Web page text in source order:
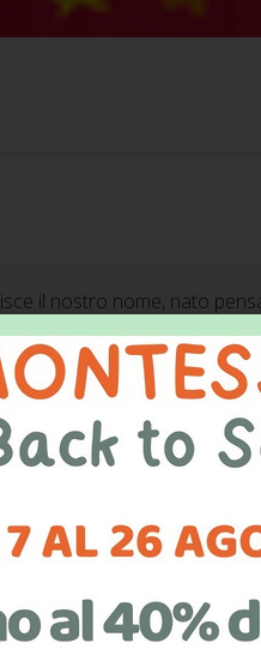
il nostro nome, nato
certi che, ai sui esordi,
che vive
viviamo, perché
e una sua frase
e di aiuto,
costruisce